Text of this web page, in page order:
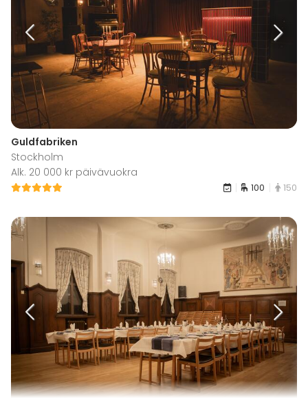
Guldfabriken
Stockholm
Alk. 20 000 kr päivävuokra
100 150